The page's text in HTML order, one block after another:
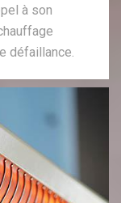
à son
défaillance.